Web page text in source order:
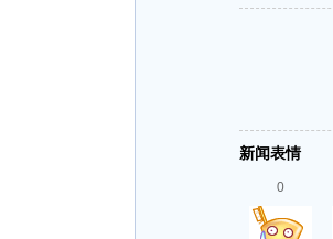
新闻表情
0